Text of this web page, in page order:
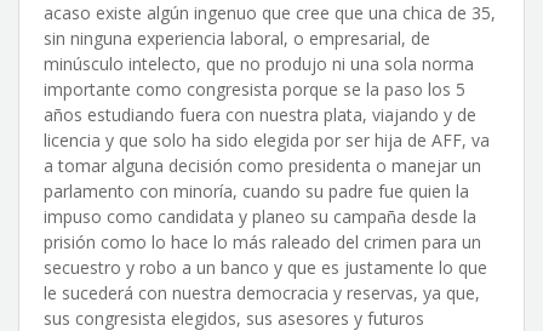
acaso existe algún ingenuo que cree que una chica de 35,
sin ninguna experiencia laboral, o empresarial, de
minúsculo intelecto, que no produjo ni una sola norma
importante como congresista porque se la paso los 5
años estudiando fuera con nuestra plata, viajando y de
licencia y que solo ha sido elegida por ser hija de AFF, va
a tomar alguna decisión como presidenta o manejar un
parlamento con minoría, cuando su padre fue quien la
impuso como candidata y planeo su campaña desde la
prisión como lo hace lo más raleado del crimen para un
secuestro y robo a un banco y que es justamente lo que
le sucederá con nuestra democracia y reservas, ya que,
sus congresista elegidos, sus asesores y futuros